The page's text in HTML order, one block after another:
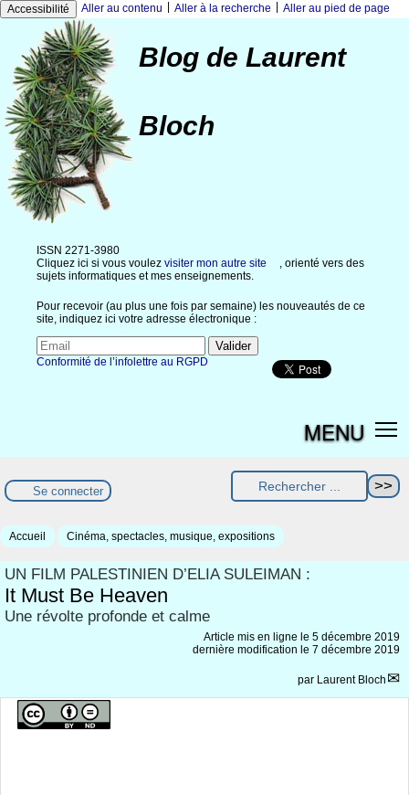
Accessibilité Aller au contenu Aller à la recherche Aller au pied de page
Blog de Laurent
Bloch
ISSN 2271-3980
Cliquez ici si vous voulez visiter mon autre site
, orienté vers des
sujets informatiques et mes enseignements.
Pour recevoir (au plus une fois par semaine) les nouveautés de ce
site, indiquez ici votre adresse électronique :
Conformité de l’infolettre au RGPD
MENU
Se connecter
Accueil Cinéma, spectacles, musique, expositions
UN FILM PALESTINIEN D’ELIA SULEIMAN :
It Must Be Heaven
Une révolte profonde et calme
Article mis en ligne le 5 décembre 2019
dernière modification le 7 décembre 2019
par Laurent Bloch